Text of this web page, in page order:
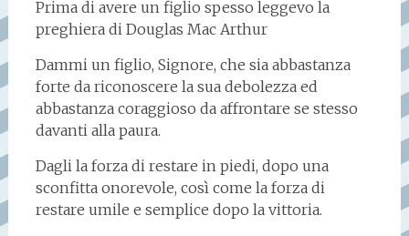
Prima di avere un figlio spesso leggevo la
preghiera di Douglas Mac Arthur
Dammi un figlio, Signore, che sia abbastanza
forte da riconoscere la sua debolezza ed
abbastanza coraggioso da affrontare se stesso
davanti alla paura.
Dagli la forza di restare in piedi, dopo una
sconfitta onorevole, così come la forza di
restare umile e semplice dopo la vittoria.